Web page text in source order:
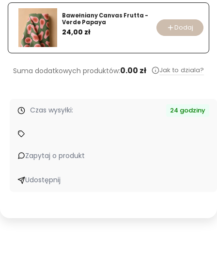
Bawełniany Canvas Frutta -
Verde Papaya
Cena
24,00 zł Dodaj
Suma dodatkowych produktów:0.00 zł Jak to dziala?
Czas wysyłki: 24 godziny
Zapytaj o produkt
Udostępnij